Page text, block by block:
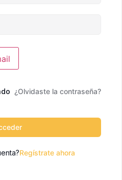
¿Olvidaste la contraseña?
Regístrate ahora